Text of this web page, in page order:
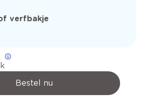
verfbakje
Bestel nu